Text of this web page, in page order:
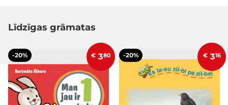
Līdzīgas grāmatas
-20% € 380 -20% € 316